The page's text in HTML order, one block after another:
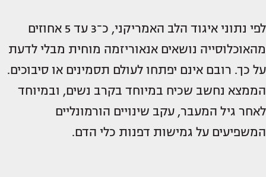
לפי נתוני איגוד הלב האמריקני, כ־3 עד 5 אחוזים
מהאוכלוסייה נושאים אנאוריזמה מוחית מבלי לדעת
על כך. רובם אינם יפתחו לעולם תסמינים או סיבוכים.
הממצא נחשב שכיח במיוחד בקרב נשים, ובמיוחד
לאחר גיל המעבר, עקב שינויים הורמונליים
המשפיעים על גמישות דפנות כלי הדם.